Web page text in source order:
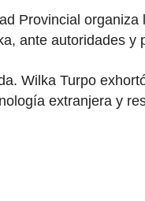
Provincial
ante autoridades y
Wilka Turpo
extranjera y